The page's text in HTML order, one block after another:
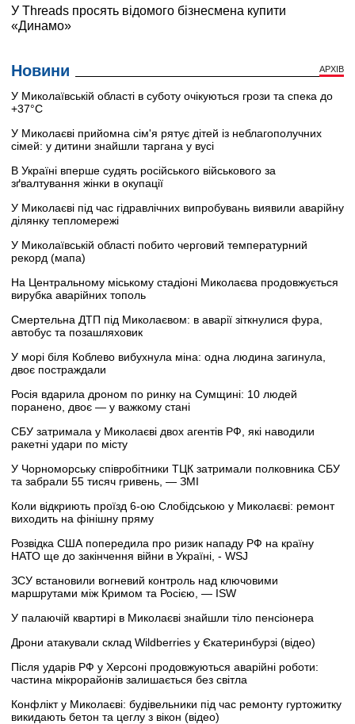
Новини АРХІВ
У Миколаївській області в суботу очікуються грози та спека до
+37°C
У Миколаєві прийомна сім'я рятує дітей із неблагополучних
сімей: у дитини знайшли таргана у вусі
В Україні вперше судять російського військового за
зґвалтування жінки в окупації
У Миколаєві під час гідравлічних випробувань виявили аварійну
ділянку тепломережі
У Миколаївській області побито черговий температурний
рекорд (мапа)
На Центральному міському стадіоні Миколаєва продовжується
вирубка аварійних тополь
Смертельна ДТП під Миколаєвом: в аварії зіткнулися фура,
автобус та позашляховик
У морі біля Коблево вибухнула міна: одна людина загинула,
двоє постраждали
Росія вдарила дроном по ринку на Сумщині: 10 людей
поранено, двоє — у важкому стані
СБУ затримала у Миколаєві двох агентів РФ, які наводили
ракетні удари по місту
У Чорноморську співробітники ТЦК затримали полковника СБУ
та забрали 55 тисяч гривень, — ЗМІ
Коли відкриють проїзд 6-ою Слобідською у Миколаєві: ремонт
виходить на фінішну пряму
Розвідка США попередила про ризик нападу РФ на країну
НАТО ще до закінчення війни в Україні, - WSJ
ЗСУ встановили вогневий контроль над ключовими
маршрутами між Кримом та Росією, — ISW
У палаючій квартирі в Миколаєві знайшли тіло пенсіонера
Дрони атакували склад Wildberries у Єкатеринбурзі (відео)
Після ударів РФ у Херсоні продовжуються аварійні роботи:
частина мікрорайонів залишається без світла
Конфлікт у Миколаєві: будівельники під час ремонту гуртожитку
викидають бетон та цеглу з вікон (відео)